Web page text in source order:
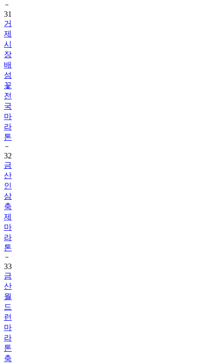
31
거
제
시
장
배
섬
꽃
전
국
마
라
톤
32
금
산
인
삼
축
제
마
라
톤
33
금
산
월
드
런
마
라
톤
축